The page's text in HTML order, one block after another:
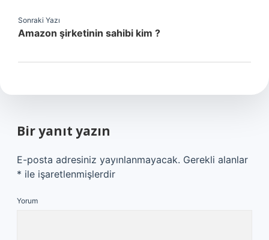
Sonraki Yazı
Amazon şirketinin sahibi kim ?
Bir yanıt yazın
E-posta adresiniz yayınlanmayacak. Gerekli alanlar
* ile işaretlenmişlerdir
Yorum